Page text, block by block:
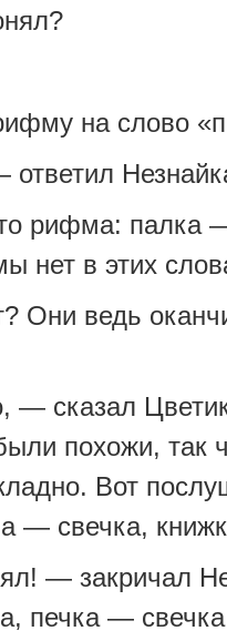
на слово
рифма: палка
нет в этих
Они ведь
— сказал
похожи, так
Вот
— свечка,
— закричал
печка —